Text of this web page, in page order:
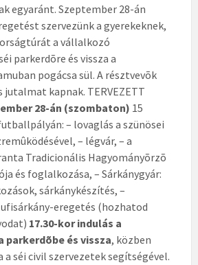
egyaránt. Szeptember 28-án
szervezünk a gyerekeknek,
a vállalkozó
parkerdõre és vissza a
pogácsa sül. A résztvevõk
kapnak. TERVEZETT
28-án (szombaton) 15
– lovaglás a szünösei
– légvár, – a
Tradicionális Hagyományõrzõ
és foglalkozása, – Sárkánygyár:
sárkánykészítés, –
eregetés (hozhatod
17.30-kor indulás a
és vissza, közben
a séi civil szervezetek segítségével.